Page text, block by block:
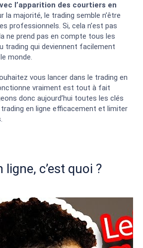
l’apparition des courtiers en
la majorité, le trading semble n’être
professionnels. Si, cela n’est pas
ne prend pas en compte tous les
trading qui deviennent facilement
monde.
vous lancer dans le trading en
vraiment est tout à fait
donc aujourd’hui toutes les clés
en ligne efficacement et limiter
ligne, c’est quoi ?